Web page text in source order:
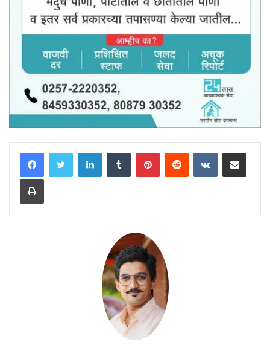
LinkedInTumblr PinterestReddit VKontakteShare via Email
Print